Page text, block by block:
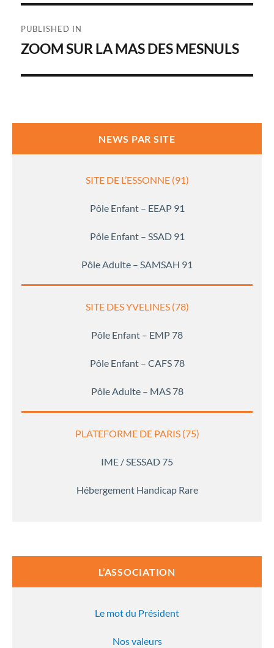
de
l’article
PUBLISHED IN
ZOOM SUR LA MAS DES MESNULS
NEWS PAR SITE
SITE DE L’ESSONNE (91)
Pôle Enfant – EEAP 91
Pôle Enfant – SSAD 91
Pôle Adulte – SAMSAH 91
SITE DES YVELINES (78)
Pôle Enfant – EMP 78
Pôle Enfant – CAFS 78
Pôle Adulte – MAS 78
PLATEFORME DE PARIS (75)
IME / SESSAD 75
Hébergement Handicap Rare
L’ASSOCIATION
Le mot du Président
Nos valeurs